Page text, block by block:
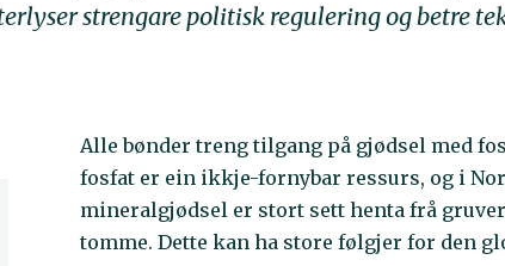
strengare politisk regulering og betre
Alle bønder treng tilgang på gjødsel med
fosfat er ein ikkje-fornybar ressurs, og i
mineralgjødsel er stort sett henta frå
tomme. Dette kan ha store følgjer for den